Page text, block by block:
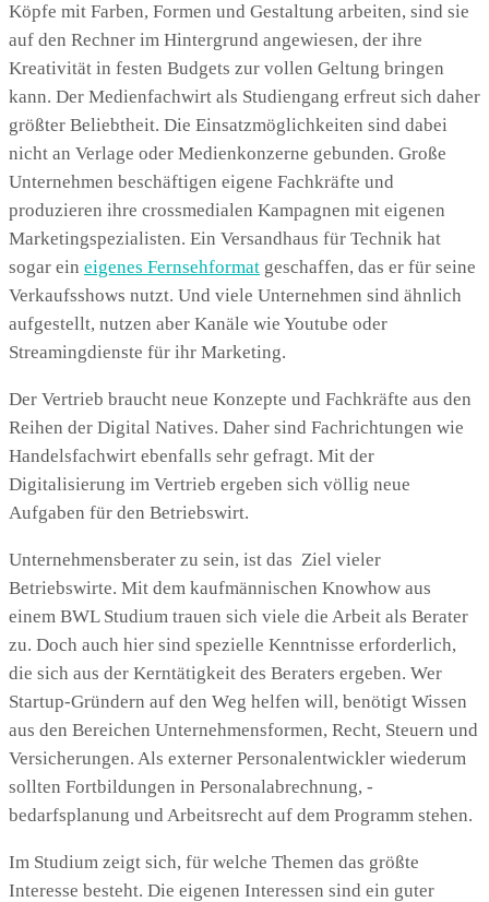
Köpfe mit Farben, Formen und Gestaltung arbeiten, sind sie
auf den Rechner im Hintergrund angewiesen, der ihre
Kreativität in festen Budgets zur vollen Geltung bringen
kann. Der Medienfachwirt als Studiengang erfreut sich daher
größter Beliebtheit. Die Einsatzmöglichkeiten sind dabei
nicht an Verlage oder Medienkonzerne gebunden. Große
Unternehmen beschäftigen eigene Fachkräfte und
produzieren ihre crossmedialen Kampagnen mit eigenen
Marketingspezialisten. Ein Versandhaus für Technik hat
sogar ein eigenes Fernsehformat geschaffen, das er für seine
Verkaufsshows nutzt. Und viele Unternehmen sind ähnlich
aufgestellt, nutzen aber Kanäle wie Youtube oder
Streamingdienste für ihr Marketing.
Der Vertrieb braucht neue Konzepte und Fachkräfte aus den
Reihen der Digital Natives. Daher sind Fachrichtungen wie
Handelsfachwirt ebenfalls sehr gefragt. Mit der
Digitalisierung im Vertrieb ergeben sich völlig neue
Aufgaben für den Betriebswirt.
Unternehmensberater zu sein, ist das Ziel vieler
Betriebswirte. Mit dem kaufmännischen Knowhow aus
einem BWL Studium trauen sich viele die Arbeit als Berater
zu. Doch auch hier sind spezielle Kenntnisse erforderlich,
die sich aus der Kerntätigkeit des Beraters ergeben. Wer
Startup-Gründern auf den Weg helfen will, benötigt Wissen
aus den Bereichen Unternehmensformen, Recht, Steuern und
Versicherungen. Als externer Personalentwickler wiederum
sollten Fortbildungen in Personalabrechnung, -
bedarfsplanung und Arbeitsrecht auf dem Programm stehen.
Im Studium zeigt sich, für welche Themen das größte
Interesse besteht. Die eigenen Interessen sind ein guter